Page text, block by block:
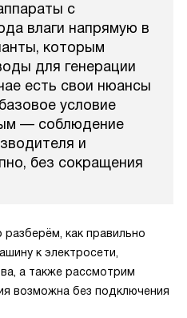
с
влаги напрямую в
которым
для генерации
есть свои нюансы
условие
— соблюдение
и
без сокращения
как правильно
к электросети,
а также рассмотрим
возможна без подключения